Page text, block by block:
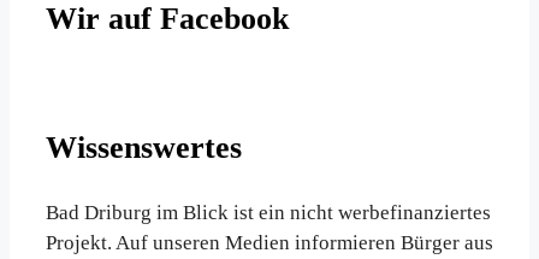
Wir auf Facebook
Wissenswertes
Bad Driburg im Blick ist ein nicht werbefinanziertes
Projekt. Auf unseren Medien informieren Bürger aus